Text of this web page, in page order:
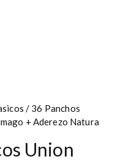
/ 36 Panchos
+ Aderezo Natura
Union